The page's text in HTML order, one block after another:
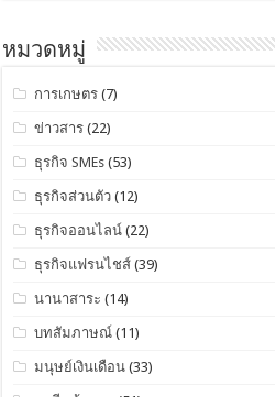
หมวดหมู่
การเกษตร (7)
ข่าวสาร (22)
ธุรกิจ SMEs (53)
ธุรกิจส่วนตัว (12)
ธุรกิจออนไลน์ (22)
ธุรกิจแฟรนไชส์ (39)
นานาสาระ (14)
บทสัมภาษณ์ (11)
มนุษย์เงินเดือน (33)